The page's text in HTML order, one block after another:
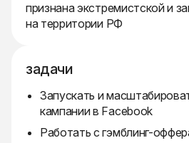
признана экстремистской и
на территории РФ
задачи
Запускать и
кампании в Facebook
Работать с гэмблинг-